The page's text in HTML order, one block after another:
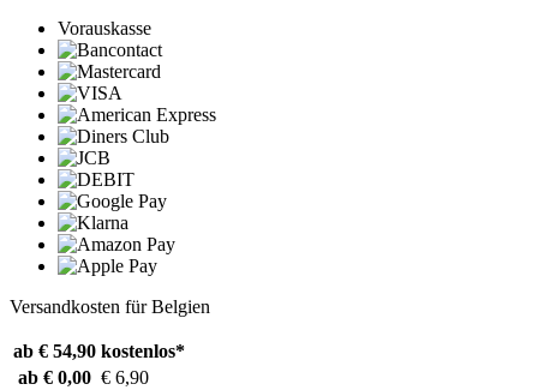
Vorauskasse
Versandkosten für Belgien
ab € 54,90 kostenlos*
ab € 0,00 € 6,90